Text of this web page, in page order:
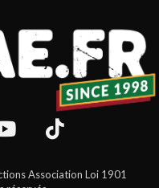
Association Loi 1901